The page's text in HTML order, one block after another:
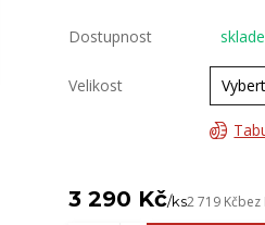
Dostupnost
Velikost
3 290 Kč/ks2 719 Kčbez